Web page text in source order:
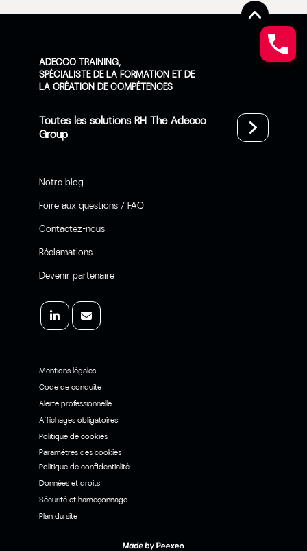
ADECCO TRAINING,
SPÉCIALISTE DE LA FORMATION ET DE
LA CRÉATION DE COMPÉTENCES
Toutes les solutions RH The Adecco
Group
Notre blog
Foire aux questions / FAQ
Contactez-nous
Réclamations
Devenir partenaire
Mentions légales
Code de conduite
Alerte professionnelle
Affichages obligatoires
Politique de cookies
Paramètres des cookies
Politique de confidentialité
Données et droits
Sécurité et hameçonnage
Plan du site